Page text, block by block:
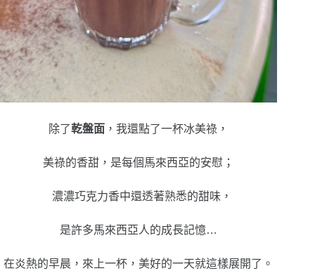
除了乾盤面 ，我還點了一杯冰美祿，
美祿的香甜，是每個馬來西亞的安慰；
濃濃巧克力香中還透著熟悉的甜味，
是許多馬來西亞人的成長記憶…
在炎熱的早晨，來上一杯，美好的一天就這樣展開了。